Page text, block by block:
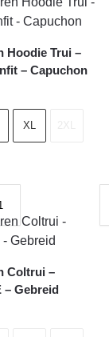
Hoodie Trui –
– Capuchon
XL
Coltrui –
– Gebreid